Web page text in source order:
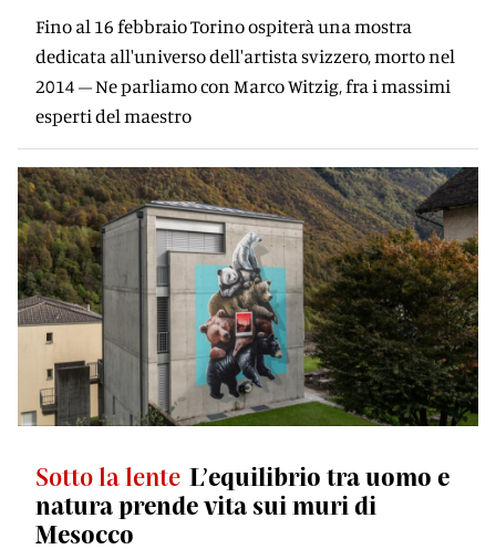
Fino al 16 febbraio Torino ospiterà una mostra
dedicata all'universo dell'artista svizzero, morto nel
2014 – Ne parliamo con Marco Witzig, fra i massimi
esperti del maestro
Sotto la lente L’equilibrio tra uomo e
natura prende vita sui muri di
Mesocco